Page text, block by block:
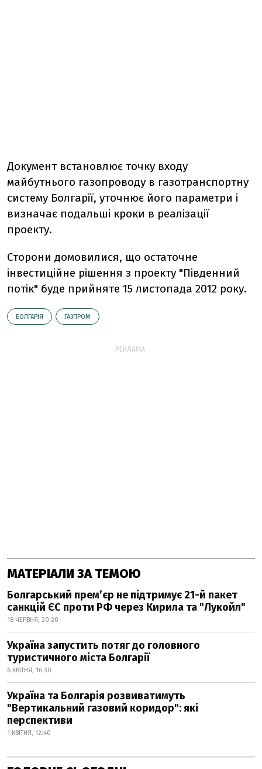
Документ встановлює точку входу
майбутнього газопроводу в газотранспортну
систему Болгарії, уточнює його параметри і
визначає подальші кроки в реалізації
проекту.
Сторони домовилися, що остаточне
інвестиційне рішення з проекту "Південний
потік" буде прийняте 15 листопада 2012 року.
БОЛГАРІЯ ГАЗПРОМ
РЕКЛАМА:
МАТЕРІАЛИ ЗА ТЕМОЮ
Болгарський премʼєр не підтримує 21-й пакет
санкцій ЄС проти РФ через Кирила та "Лукойл"
18 ЧЕРВНЯ, 20:20
Україна запустить потяг до головного
туристичного міста Болгарії
6 КВІТНЯ, 16:30
Україна та Болгарія розвиватимуть
"Вертикальний газовий коридор": які
перспективи
1 КВІТНЯ, 12:40